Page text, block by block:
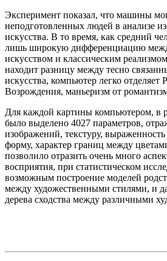
Эксперимент показал, что машины
неподготовленных людей в анализе
искусства. В то время, как средний
лишь широкую дифференциацию
искусством и классическим
находит разницу между тесно
искусства, компьютер легко отделяет
Возрождения, маньеризм от
Для каждой картины компьютером, в
было выделено 4027 параметров,
изображений, текстуру,
форму, характер границ между
позволило отразить очень много
восприятия, при статистическом
возможным построение моделей
между художественными стилями, и
дерева сходства между различными